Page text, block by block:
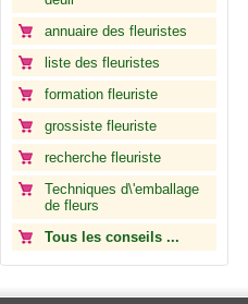
annuaire des fleuristes
liste des fleuristes
formation fleuriste
grossiste fleuriste
recherche fleuriste
Techniques d\'emballage
de fleurs
Tous les conseils ...